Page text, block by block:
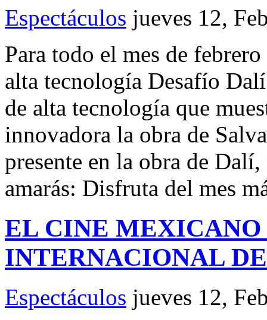
Espectáculos jueves 12,
Para todo el mes de
alta tecnología Desafío
de alta tecnología que
innovadora la obra de
presente en la obra de
amarás: Disfruta del mes
EL CINE MEXICANO
INTERNACIONAL
Espectáculos jueves 12,